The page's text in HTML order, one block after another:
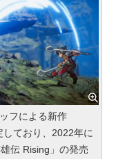
フによる新作
ており、2022年に
伝 Rising」の発売